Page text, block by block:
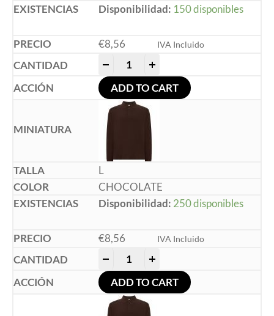
Disponibilidad: 150 disponibles
€8,56 IVA Incluido
ADD TO CART
L
CHOCOLATE
Disponibilidad: 250 disponibles
€8,56 IVA Incluido
ADD TO CART